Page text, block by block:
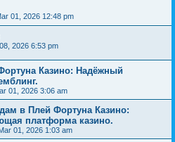
01, 2026 12:48 pm
2026 6:53 pm
Казино: Надёжный
01, 2026 3:06 am
в Плей Фортуна Казино:
платформа казино.
01, 2026 1:03 am